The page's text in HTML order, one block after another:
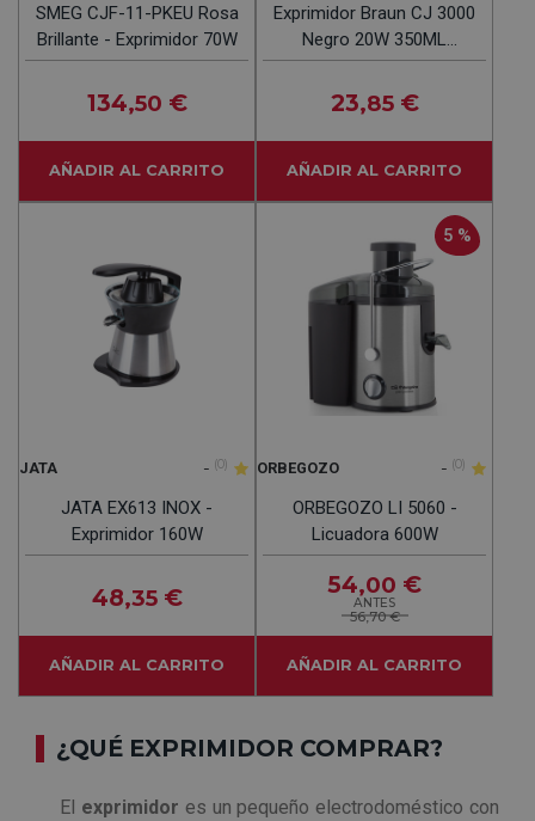
SMEG CJF-11-PKEU Rosa
Brillante - Exprimidor 70W
134,50 €
AÑADIR AL CARRITO
Exprimidor Braun CJ 3000
Negro 20W 350ML
Recogecables
23,85 €
AÑADIR AL CARRITO
JATA - (0)
JATA EX613 INOX -
Exprimidor 160W
48,35 €
AÑADIR AL CARRITO
5 %
ORBEGOZO - (0)
ORBEGOZO LI 5060 -
Licuadora 600W
54,00 €
ANTES
56,70 €
AÑADIR AL CARRITO
¿QUÉ EXPRIMIDOR COMPRAR?
El exprimidor es un pequeño electrodoméstico con